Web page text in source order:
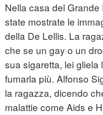
Nella casa del
state mostrate le
della De Lellis. La
che se un gay o un
sua sigaretta, lei gliela
fumarla più. Alfonso
la ragazza, dicendo
malattie come Aids e